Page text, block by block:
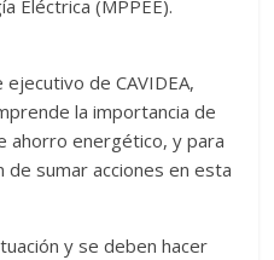
Eléctrica (MPPEE).
de CAVIDEA,
la importancia de
ahorro energético, y para
de sumar acciones en esta
y se deben hacer